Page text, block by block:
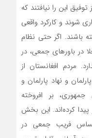
این را نیافتند که
شوند و کارکرد واقعی
باشند. اگر حتی نظام
در باورهای جمعی، در
مردم افغانستان از
و نهاد پارلمان و
بر افروخته
کرده‌اند. این بخش
فریب جمعی در